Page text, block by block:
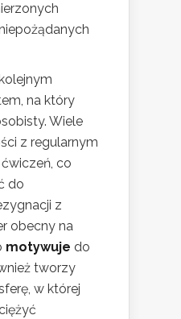
na który
Wiele
z regularnym
co
do
z
obecny na
motywuje do
tworzy
w której